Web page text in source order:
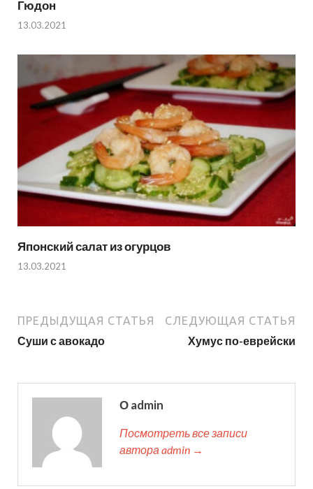
Гюдон
13.03.2021
Японский салат из огурцов
13.03.2021
ПРЕДЫДУЩАЯ СТАТЬЯ
Суши с авокадо
СЛЕДУЮЩАЯ СТАТЬЯ
Хумус по-еврейски
О admin
Посмотреть все записи
автора admin →